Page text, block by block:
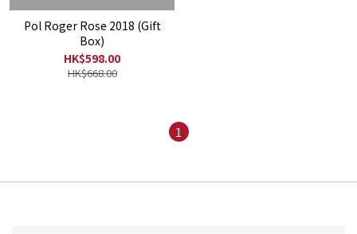
Pol Roger Rose 2018 (Gift
Box)
HK$598.00
HK$668.00
1